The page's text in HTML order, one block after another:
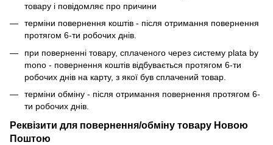
товару і повідомляє про причини
терміни повернення коштів - після отримання повернення
протягом 6-ти робочих днів.
при поверненні товару, сплаченого через систему plata by
mono - повернення коштів відбувається протягом 6-ти
робочих днів на карту, з якої був сплачений товар.
терміни обміну - після отримання повернення протягом 6-
ти робочих днів.
Реквізити для повернення/обміну товару Новою
Поштою